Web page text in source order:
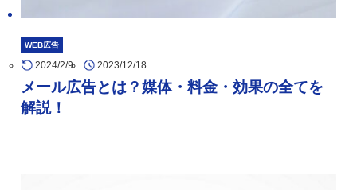
WEB広告
2024/2/9 2023/12/18
メール広告とは？媒体・料金・効果の全てを
解説！